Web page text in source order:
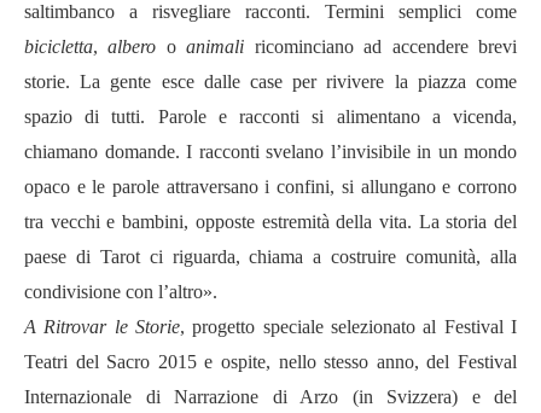
saltimbanco a risvegliare racconti. Termini semplici come
bicicletta,albero oanimali ricominciano ad accendere brevi
storie. La gente esce dalle case per rivivere la piazza come
spazio di tutti. Parole e racconti si alimentano a vicenda,
chiamano domande. I racconti svelano l’invisibile in un mondo
opaco e le parole attraversano i confini, si allungano e corrono
tra vecchi e bambini, opposte estremità della vita. La storia del
paese di Tarot ci riguarda, chiama a costruire comunità, alla
condivisione con l’altro».
A Ritrovar le Storie, progetto speciale selezionato al Festival I
Teatri del Sacro 2015 e ospite, nello stesso anno, del Festival
Internazionale di Narrazione di Arzo (in Svizzera) e del